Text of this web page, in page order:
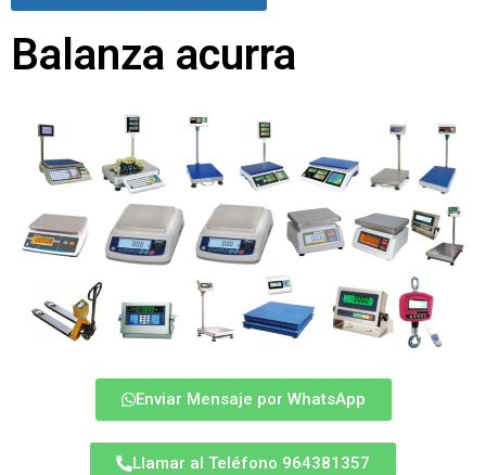
Balanza acurra
Enviar Mensaje por WhatsApp
Llamar al Teléfono 964381357